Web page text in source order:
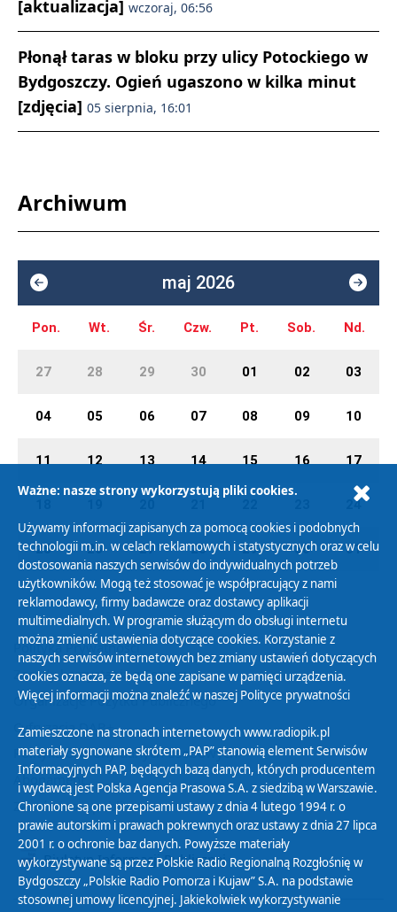
[aktualizacja] wczoraj, 06:56
Płonął taras w bloku przy ulicy Potockiego w
Bydgoszczy. Ogień ugaszono w kilka minut
[zdjęcia] 05 sierpnia, 16:01
Archiwum
maj 2026
Pon. Wt. Śr. Czw. Pt. Sob. Nd.
27 28 29 30 01 02 03
04 05 06 07 08 09 10
11 12 13 14 15 16 17
24
25 26 27 28 29 30 31
Polityka Prywatności
Zasady korzystania z Serwisu
Organizacje Pożytku Publicznego
Cyfryzacja DAB+
Polityka ochrony danych osobowych
Abonament
Zamówienia publiczne
Biuletyn Informacji Publicznej
Ważne: nasze strony wykorzystują pliki cookies.
Używamy informacji zapisanych za pomocą cookies i podobnych
technologii m.in. w celach reklamowych i statystycznych oraz w celu
dostosowania naszych serwisów do indywidualnych potrzeb
użytkowników. Mogą też stosować je współpracujący z nami
reklamodawcy, firmy badawcze oraz dostawcy aplikacji
multimedialnych. W programie służącym do obsługi internetu
można zmienić ustawienia dotyczące cookies. Korzystanie z
naszych serwisów internetowych bez zmiany ustawień dotyczących
cookies oznacza, że będą one zapisane w pamięci urządzenia.
Więcej informacji można znaleźć w naszej Polityce prywatności
Zamieszczone na stronach internetowych www.radiopik.pl
materiały sygnowane skrótem „PAP” stanowią element Serwisów
Informacyjnych PAP, będących bazą danych, których producentem
i wydawcą jest Polska Agencja Prasowa S.A. z siedzibą w Warszawie.
Chronione są one przepisami ustawy z dnia 4 lutego 1994 r. o
prawie autorskim i prawach pokrewnych oraz ustawy z dnia 27 lipca
2001 r. o ochronie baz danych. Powyższe materiały
wykorzystywane są przez Polskie Radio Regionalną Rozgłośnię w
Bydgoszczy „Polskie Radio Pomorza i Kujaw” S.A. na podstawie
stosownej umowy licencyjnej. Jakiekolwiek wykorzystywanie